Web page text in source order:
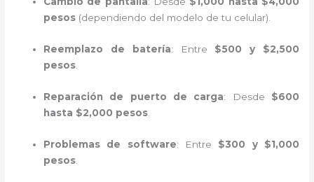
pesos (dependiendo del modelo de tu celular).
Reemplazo de batería: Entre $500 y $2,500
pesos.
Reparación de puerto de carga: Desde $600
hasta $2,000 pesos
Problemas de software: Entre $300 y $1,000
pesos